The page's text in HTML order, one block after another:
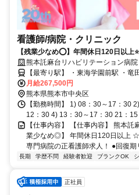
看護師/病院・クリニック
【残業少なめ⭕】年間休日120日以上
専門病院の正看護師求人❗️
熊本託麻台リハビリテーション病院
【最寄り駅】 ・東海学園前駅 ・竜
月給267,500円
熊本県熊本市中央区
【勤務時間】 1) 08：30～17：30
12：30 4) 13：30～17：30 21：
【仕事内容】 【仕事内容】 熊本
業少なめ◎】 年間休日120日以上
専門病院の正看護師求人！ ●回復
長期 学歴不問 経験者歓迎 ブランクOK
正社員